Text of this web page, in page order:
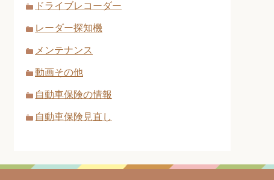
ドライブレコーダー
レーダー探知機
メンテナンス
動画その他
自動車保険の情報
自動車保険見直し